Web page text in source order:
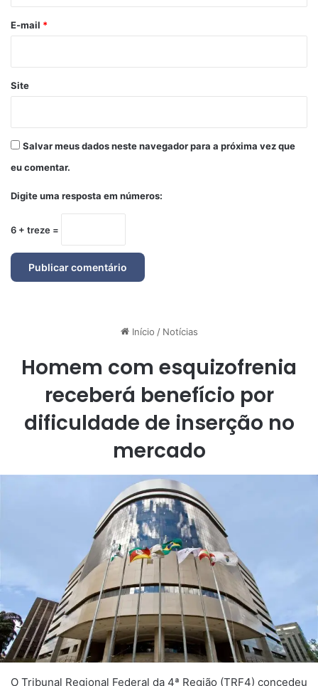
*
E-mail *
Site
Salvar meus dados neste navegador para a próxima vez que
eu comentar.
Digite uma resposta em números:
6 + treze =